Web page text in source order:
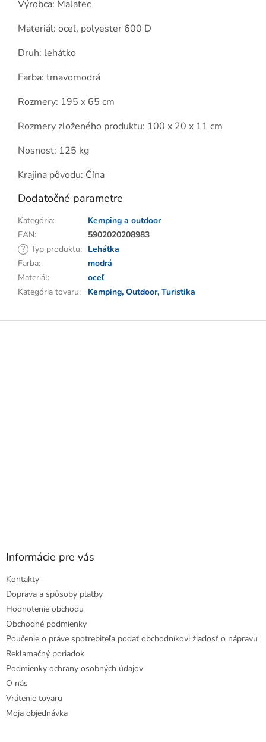
Výrobca: Malatec
Materiál: oceľ, polyester 600 D
Druh: lehátko
Farba: tmavomodrá
Rozmery: 195 x 65 cm
Rozmery zloženého produktu: 100 x 20 x 11 cm
Nosnosť: 125 kg
Krajina pôvodu: Čína
Dodatočné parametre
Kategória:
Kemping a outdoor
EAN:
5902020208983
? Typ produktu: Lehátka
Farba:
modrá
Materiál:
oceľ
Kategória tovaru: Kemping, Outdoor, Turistika
Z
Informácie pre vás
Kontakty
Doprava a spôsoby platby
Hodnotenie obchodu
Obchodné podmienky
Poučenie o práve spotrebiteľa podať obchodníkovi žiadosť o nápravu
Reklamačný poriadok
Podmienky ochrany osobných údajov
O nás
Vrátenie tovaru
Moja objednávka